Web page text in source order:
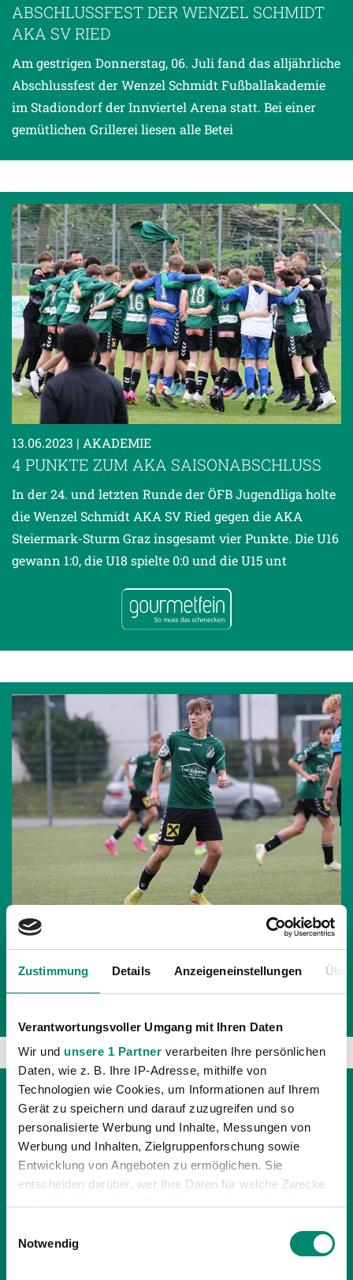
Zustimmung Details Anzeigeneinstellungen
Verantwortungsvoller Umgang mit Ihren Daten
Wir und unsere 1 Partner verarbeiten Ihre persönlichen
Daten, wie z. B. Ihre IP-Adresse, mithilfe von
Technologien wie Cookies, um Informationen auf Ihrem
Gerät zu speichern und darauf zuzugreifen und so
personalisierte Werbung und Inhalte, Messungen von
Werbung und Inhalten, Zielgruppenforschung sowie
Entwicklung von Angeboten zu ermöglichen. Sie
entscheiden darüber, wer Ihre Daten für welche Zwecke
Trigger Symbol ändern oder widerrufen
Notwendig
ABSCHLUSSFEST DER WENZEL SCHMIDT
AKA SV RIED
Am gestrigen Donnerstag, 06. Juli fand das alljährliche
Abschlussfest der Wenzel Schmidt Fußballakademie
im Stadiondorf der Innviertel Arena statt. Bei einer
gemütlichen Grillerei liesen alle Betei
13.06.2023 | AKADEMIE
4 PUNKTE ZUM AKA SAISONABSCHLUSS
In der 24. und letzten Runde der ÖFB Jugendliga holte
die Wenzel Schmidt AKA SV Ried gegen die AKA
Steiermark-Sturm Graz insgesamt vier Punkte. Die U16
gewann 1:0, die U18 spielte 0:0 und die U15 unt
05.06.2023
6 PUNKTE GEGEN DIE AKA ST. PÖLTEN